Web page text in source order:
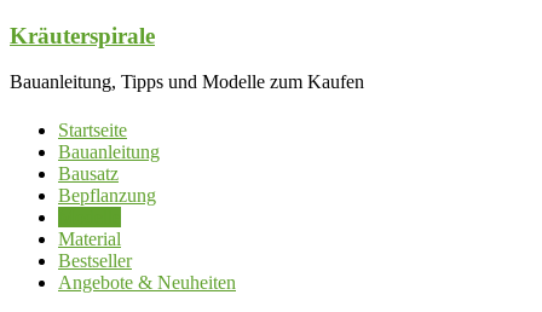
Zum
springen
Kräuterspirale
Bauanleitung, Tipps und Modelle zum Kaufen
Startseite
Bauanleitung
Bausatz
Bepflanzung
Material
Bestseller
Angebote & Neuheiten